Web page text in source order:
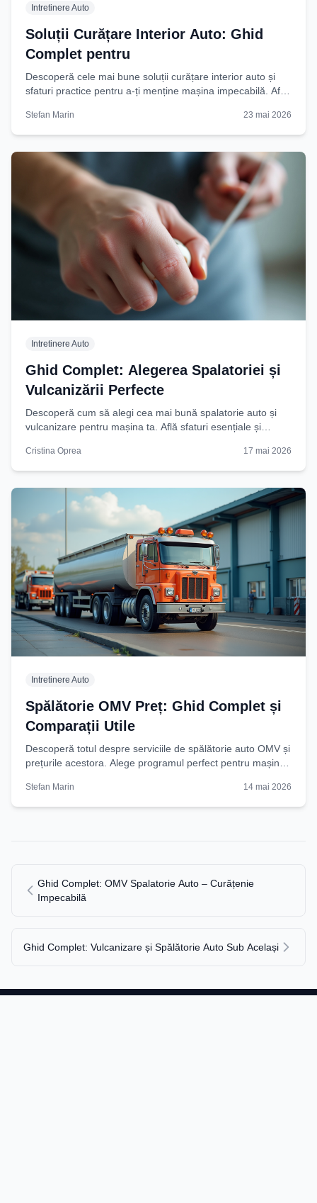
Intretinere Auto
Soluții Curățare Interior Auto: Ghid
Complet pentru
Descoperă cele mai bune soluții curățare interior auto și
sfaturi practice pentru a-ți menține mașina impecabilă. Află
Stefan Marin 23 mai 2026
Intretinere Auto
Ghid Complet: Alegerea Spalatoriei și
Vulcanizării Perfecte
Descoperă cum să alegi cea mai bună spalatorie auto și
vulcanizare pentru mașina ta. Află sfaturi esențiale și
Cristina Oprea 17 mai 2026
Intretinere Auto
Spălătorie OMV Preț: Ghid Complet și
Comparații Utile
Descoperă totul despre serviciile de spălătorie auto OMV și
prețurile acestora. Alege programul perfect pentru mașina
Stefan Marin 14 mai 2026
Ghid Complet: OMV Spalatorie Auto – Curățenie
Impecabilă
Ghid Complet: Vulcanizare și Spălătorie Auto Sub Același